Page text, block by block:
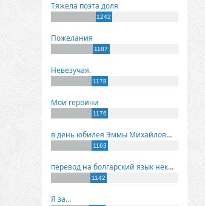
Тяжела поэта доля
1242
Пожелания
1187
Невезучая.
1178
Мои героини
1176
в день юбилея Эммы Михайловны Киселевой
1163
перевод на болгарский язык некоторых моих стихов
1142
Я за...